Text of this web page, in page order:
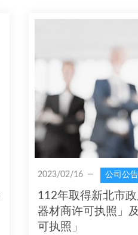
2023/02/16 公司公告
112年取得新北市
器材商许可执照」
可执照」